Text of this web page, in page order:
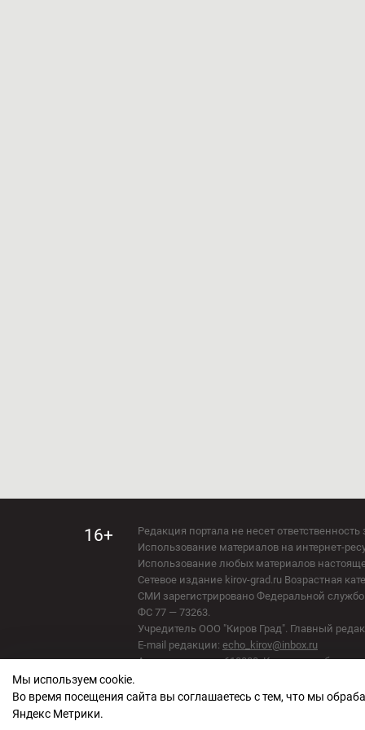
16+
Редакция портала не несет
Использование материалов на интернет-
Использование любых материалов
Сетевое издание kirov-grad.ru Возрастная
СМИ зарегистрировано Федеральной
ФС 77 — 73263.
Учредитель ООО "Киров Град". Главный
E-mail редакции: echo_kirov@inbox.ru
Адрес редакции: 610000, Кировская
Политика обработки персональных данных
Мы используем cookie.
Во время посещения сайта вы соглашаетесь с тем, что мы
Яндекс Метрики.